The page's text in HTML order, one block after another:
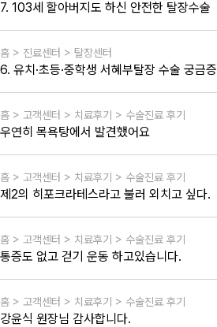
7. 103세 할아버지도 하신 안전한 탈장수술
홈 > 진료센터 > 탈장센터
6. 유치·초등·중학생 서혜부탈장 수술 궁금증
홈 > 고객센터 > 치료후기 > 수술진료 후기
우연히 목욕탕에서 발견했어요
홈 > 고객센터 > 치료후기 > 수술진료 후기
제2의 히포크라테스라고 불러 외치고 싶다.
홈 > 고객센터 > 치료후기 > 수술진료 후기
통증도 없고 걷기 운동 하고있습니다.
홈 > 고객센터 > 치료후기 > 수술진료 후기
강윤식 원장님 감사합니다.